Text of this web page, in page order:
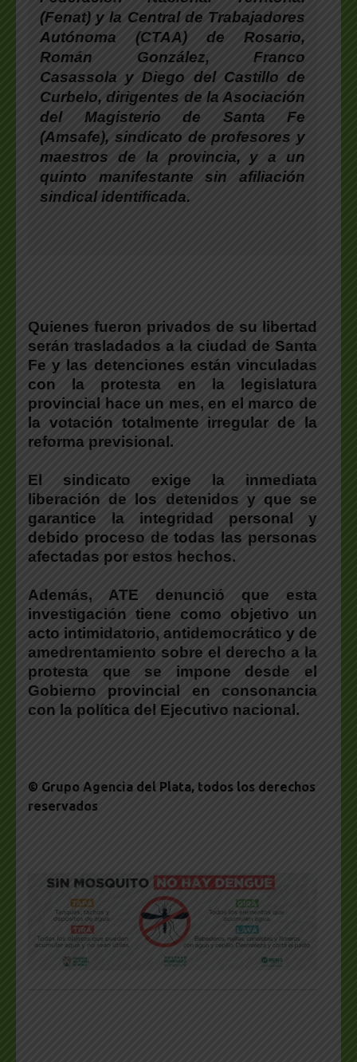
(Fenat) y la Central de Trabajadores
Autónoma (CTAA) de Rosario,
Román González, Franco
Casassola y Diego del Castillo de
Curbelo, dirigentes de la Asociación
del Magisterio de Santa Fe
(Amsafe), sindicato de profesores y
maestros de la provincia, y a un
quinto manifestante sin afiliación
sindical identificada.
Quienes fueron privados de su libertad
serán trasladados a la ciudad de Santa
Fe y las detenciones están vinculadas
con la protesta en la legislatura
provincial hace un mes, en el marco de
la votación totalmente irregular de la
reforma previsional.
El sindicato exige la inmediata
liberación de los detenidos y que se
garantice la integridad personal y
debido proceso de todas las personas
afectadas por estos hechos.
Además, ATE denunció que esta
investigación tiene como objetivo un
acto intimidatorio, antidemocrático y de
amedrentamiento sobre el derecho a la
protesta que se impone desde el
Gobierno provincial en consonancia
con la política del Ejecutivo nacional.
© Grupo Agencia del Plata, todos los derechos
reservados